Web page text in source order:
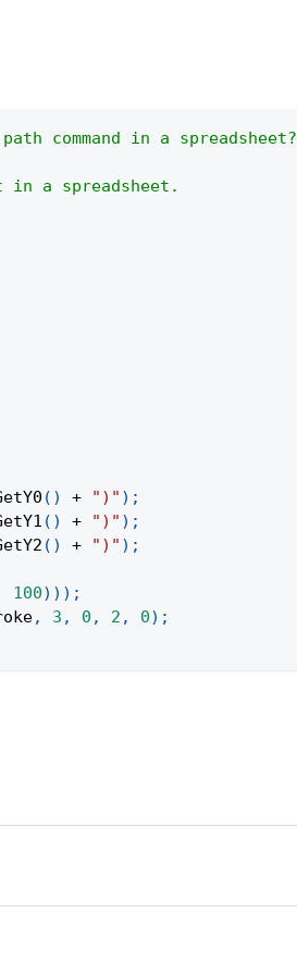
command in a spreadsheet?
a spreadsheet.
( ) + ")" ) ;
( ) + ")" ) ;
( ) + ")" ) ;
100) ) ) ;
, 3 , 0 , 2 , 0) ;